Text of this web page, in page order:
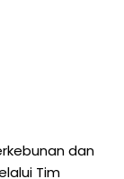
dan
Tim